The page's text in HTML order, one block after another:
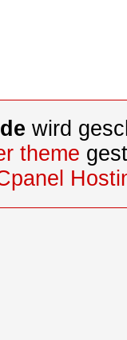
wird
theme